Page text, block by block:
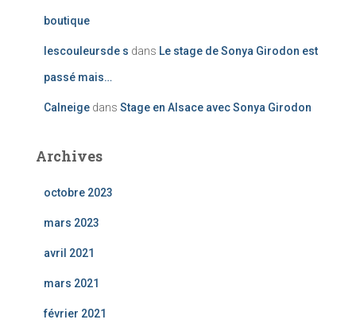
boutique
lescouleursde s dans Le stage de Sonya Girodon est
passé mais…
Calneige dans Stage en Alsace avec Sonya Girodon
Archives
octobre 2023
mars 2023
avril 2021
mars 2021
février 2021